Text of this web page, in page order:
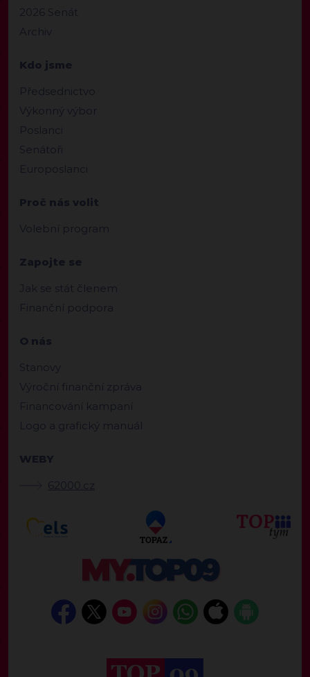
2026 Senát
Archiv
Kdo jsme
Předsednictvo
Výkonný výbor
Poslanci
Senátoři
Europoslanci
Proč nás volit
Volební program
Zapojte se
Jak se stát členem
Finanční podpora
O nás
Stanovy
Výroční finanční zpráva
Financování kampaní
Logo a grafický manuál
WEBY
62000.cz